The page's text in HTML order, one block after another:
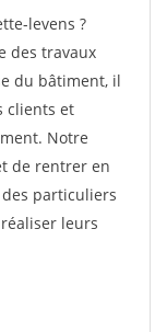
levens ?
des travaux
du bâtiment, il
clients et
Notre
de rentrer en
particuliers
leurs